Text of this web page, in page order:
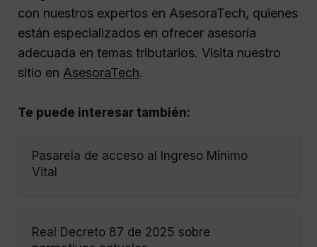
con nuestros expertos en AsesoraTech, quienes
están especializados en ofrecer asesoría
adecuada en temas tributarios. Visita nuestro
sitio en AsesoraTech.
Te puede interesar también:
Pasarela de acceso al Ingreso Mínimo
Vital
Real Decreto 87 de 2025 sobre